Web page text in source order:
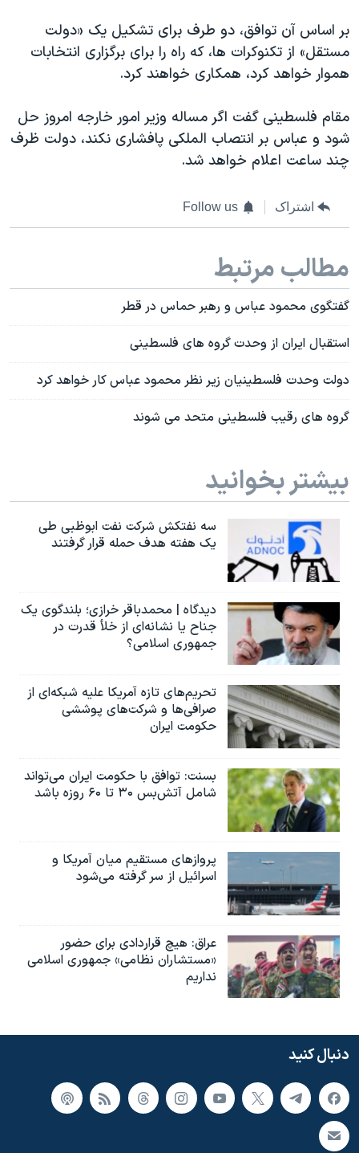
بر اساس آن توافق، دو طرف برای تشکیل یک «دولت
مستقل» از تکنوکرات ها، که راه را برای برگزاری انتخابات
هموار خواهد کرد، همکاری خواهند کرد.
مقام فلسطینی گفت اگر مساله وزیر امور خارجه امروز حل
شود و عباس بر انتصاب الملکی پافشاری نکند، دولت ظرف
چند ساعت اعلام خواهد شد.
اشتراک Follow us
مطالب مرتبط
گفتگوی محمود عباس و رهبر حماس در قطر
استقبال ایران از وحدت گروه های فلسطینی
دولت وحدت فلسطینیان زیر نظر محمود عباس کار خواهد کرد
گروه های رقیب فلسطینی متحد می شوند
بیشتر بخوانید
سه نفتکش شرکت نفت ابوظبی طی
یک هفته هدف حمله قرار گرفتند
دیدگاه | محمدباقر خرازی؛ بلندگوی یک
جناح یا نشانه‌ای از خلأ قدرت در
جمهوری اسلامی؟
تحریم‌های تازه آمریکا علیه شبکه‌ای از
صرافی‌ها و شرکت‌های پوششی
حکومت ایران
بسنت: توافق با حکومت ایران می‌تواند
شامل آتش‌بس ۳۰ تا ۶۰ روزه باشد
پروازهای مستقیم میان آمریکا و
اسرائیل از سر گرفته می‌شود
عراق: هیچ قراردادی برای حضور
«مستشاران نظامی» جمهوری اسلامی
نداریم
دنبال کنید